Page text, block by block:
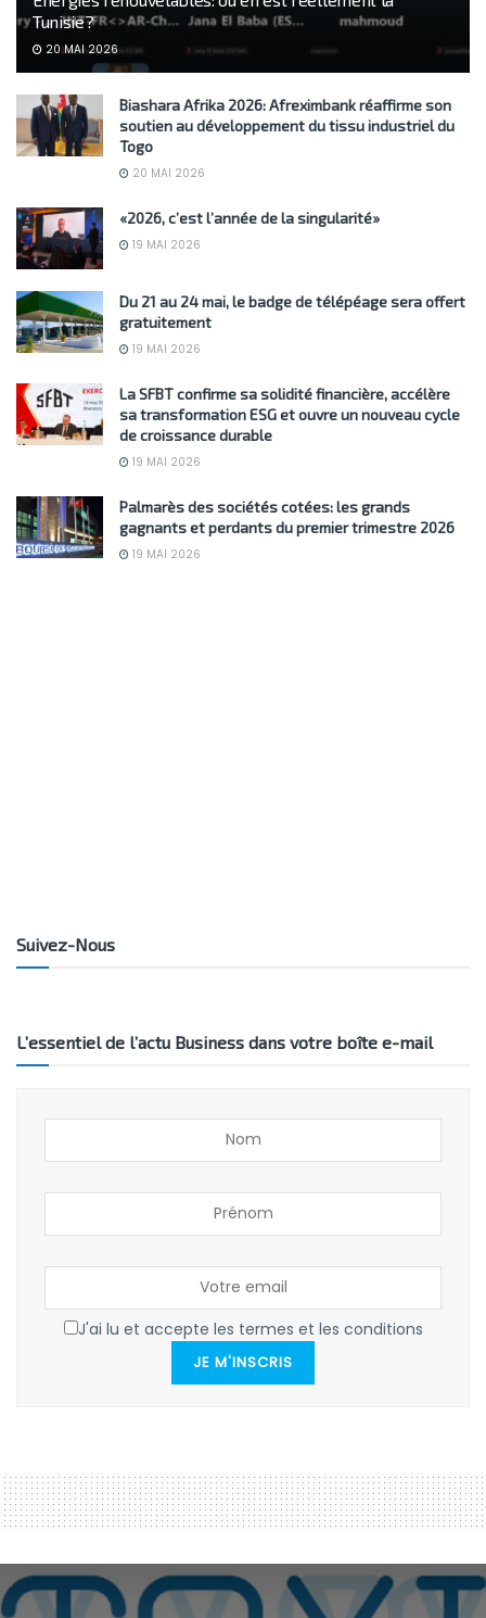
Tunisie?
20 MAI 2026
Biashara Afrika 2026: Afreximbank réaffirme son
soutien au développement du tissu industriel du
Togo
20 MAI 2026
«2026, c’est l’année de la singularité»
19 MAI 2026
Du 21 au 24 mai, le badge de télépéage sera offert
gratuitement
19 MAI 2026
La SFBT confirme sa solidité financière, accélère
sa transformation ESG et ouvre un nouveau cycle
de croissance durable
19 MAI 2026
Palmarès des sociétés cotées: les grands
gagnants et perdants du premier trimestre 2026
19 MAI 2026
Suivez-Nous
L’essentiel de l’actu Business dans votre boîte e-mail
J'ai lu et accepte les termes et les conditions
JE M'INSCRIS